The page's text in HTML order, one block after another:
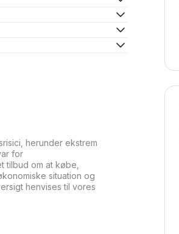
herunder ekstrem
for
tilbud om at købe,
situation og
henvises til vores